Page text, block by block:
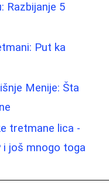
Razbijanje 5
Put ka
Menije: Šta
tretmane lica -
i još mnogo toga